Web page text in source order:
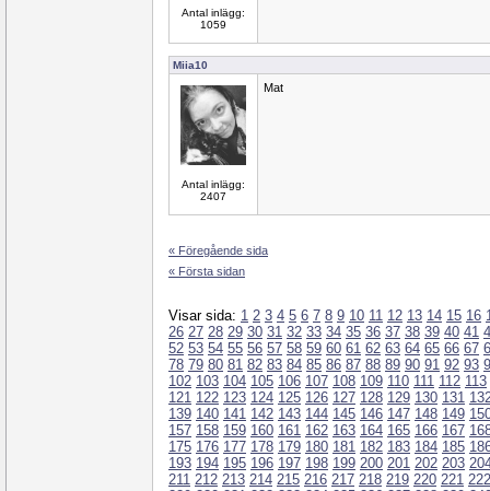
Antal inlägg:
1059
Miia10
Antal inlägg:
2407
Mat
« Föregående sida
« Första sidan
Visar sida: 1 2 3 4 5 6 7 8 9 10 11 12 13 14 15 16
26 27 28 29 30 31 32 33 34 35 36 37 38 39 40 41
52 53 54 55 56 57 58 59 60 61 62 63 64 65 66 67
78 79 80 81 82 83 84 85 86 87 88 89 90 91 92 93
102 103 104 105 106 107 108 109 110 111 112 113
121 122 123 124 125 126 127 128 129 130 131
139 140 141 142 143 144 145 146 147 148 149
157 158 159 160 161 162 163 164 165 166 167
175 176 177 178 179 180 181 182 183 184 185
193 194 195 196 197 198 199 200 201 202 203
211 212 213 214 215 216 217 218 219 220 221 222